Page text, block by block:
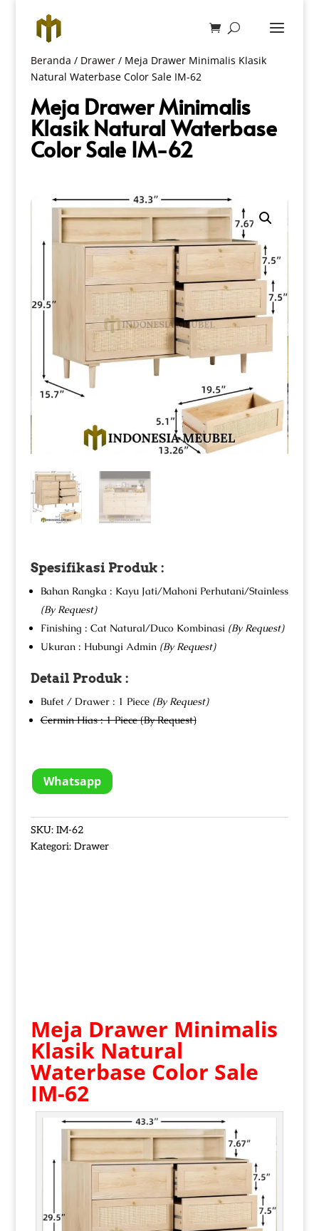
Beranda / Drawer/ Meja Drawer Minimalis Klasik
Natural Waterbase Color Sale IM-62
Meja Drawer Minimalis
Klasik Natural Waterbase
Color Sale IM-62
Spesifikasi Produk :
Bahan Rangka : Kayu Jati/Mahoni Perhutani/Stainless
(By Request)
Finishing : Cat Natural/Duco Kombinasi (By Request)
Ukuran : Hubungi Admin (By Request)
Detail Produk :
Bufet / Drawer : 1 Piece (By Request)
Cermin Hias : 1 Piece (By Request)
Whatsapp
SKU: IM-62
Kategori: Drawer
Meja Drawer Minimalis
KlasikNatural
Waterbase Color Sale
IM-62